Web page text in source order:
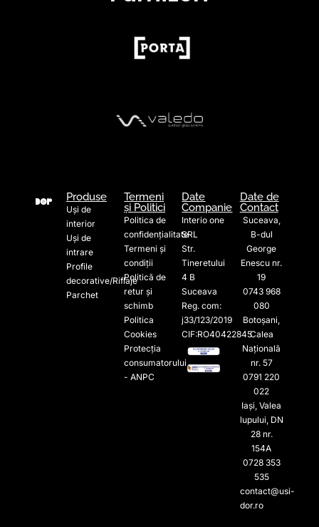
Produse
Uși de
interior
Uși de
intrare
Profile
decorative/Riflaje
Parchet
Termeni
și Politici
Politica de
confidențialitate
Termeni și
condiții
Politică de
retur și
schimb
Politica
Cookies
Protecția
consumatorului
- ANPC
Date
Companie
Interio one
SRL
Str.
Tineretului
4 B
Suceava
Reg. com:
j33/123/2019
CIF:RO40422845
Date de
Contact
Suceava,
B-dul
George
Enescu nr.
19
0743 968
080
Botoșani,
Calea
Națională
nr. 57
0791 220
022​
Iași, Valea
lupului, DN
28 nr.
154A
0728 353
535​
contact@usi-
dor.ro